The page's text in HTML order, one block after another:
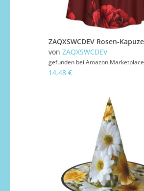
von ZAQXSWCDEV
gefunden bei Amazon Marketplace
14,48 €